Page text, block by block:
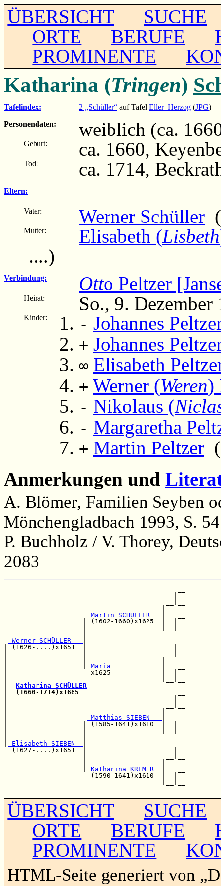
ÜBERSICHT
SUCHE
ORTE
BERUFE
PROMINENTE
Katharina (Tringen)
Tafelindex: 2 „Schüller“ auf Tafel Eller–Herzog (JPG)
Personendaten:
weiblich (ca.
Geburt: ca. 1660,
Tod: ca. 1714,
Eltern:
Vater: Werner Schüller
Mutter: Elisabeth (Lisbeth
....)
Verbindung: Otto Peltzer
Heirat: So., 9.
Kinder: - Johannes
+ Johannes
∞ Elisabeth
+ Werner (Weren)
- Nikolaus (
- Margaretha
+ Martin Peltzer
Anmerkungen und
A. Blömer, Familien Seyben
Mönchengladbach 1993, S.
P. Buchholz / V. Thorey,
2083
Martin SCHÜLLER
                    | (1602-1660)x1625  |  |
Werner SCHÜLLER
| (1626-....)x1651  |                      |
Maria
|                     x1625             |  |
|--Katharina SCHÜLLER
(1660-1714)x1685
Matthias SIEBEN
|                   | (1585-1641)x1610  |  |
Elisabeth SIEBEN
  (1627-....)x1651  |                      |
Katharina KREMER
                      (1590-1641)x1610  |  |
ÜBERSICHT
SUCHE
ORTE
BERUFE
PROMINENTE
HTML-Seite generiert von